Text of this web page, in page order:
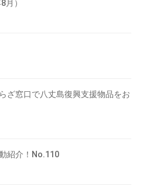
月）
ざ窓口で八丈島復興支援物品をお
紹介！No.110